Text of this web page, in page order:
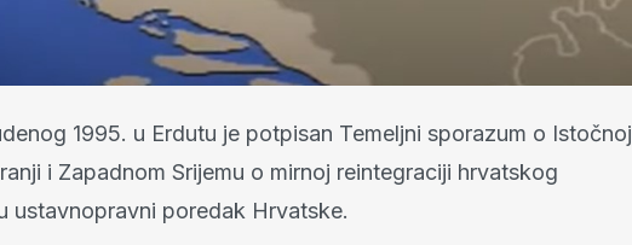
1995. u Erdutu je potpisan Temeljni sporazum o Istočnoj
i Zapadnom Srijemu o mirnoj reintegraciji hrvatskog
ustavnopravni poredak Hrvatske.